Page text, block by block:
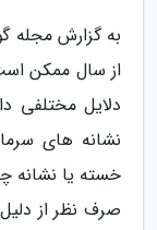
به گزارش مجله
از سال ممکن
دلایل مختلفی
نشانه های
خسته یا نشانه
صرف نظر از